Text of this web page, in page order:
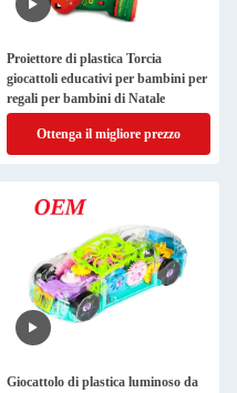
Proiettore di plastica Torcia
giocattoli educativi per bambini per
regali per bambini di Natale
Ottenga il migliore prezzo
Giocattolo di plastica luminoso da